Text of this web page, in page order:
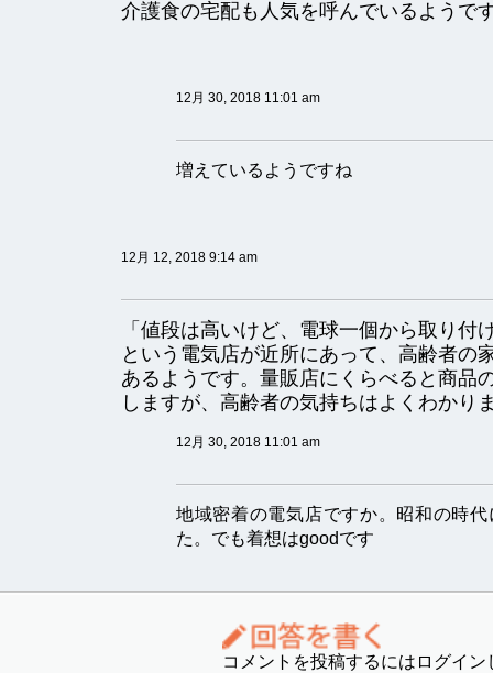
介護食の宅配も人気を呼んでいるようで
12月 30, 2018 11:01 am
増えているようですね
12月 12, 2018 9:14 am
「値段は高いけど、電球一個から取り付
という電気店が近所にあって、高齢者の
あるようです。量販店にくらべると商品
しますが、高齢者の気持ちはよくわかり
12月 30, 2018 11:01 am
地域密着の電気店ですか。昭和の時
た。でも着想はgoodです
コメントを投稿するにはログイン